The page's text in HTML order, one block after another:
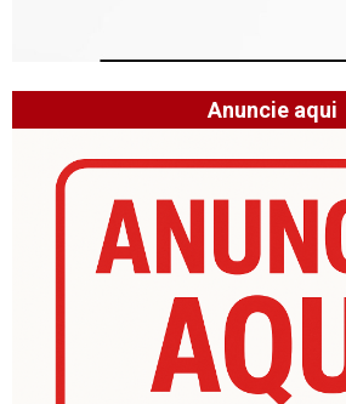
Anuncie aqui